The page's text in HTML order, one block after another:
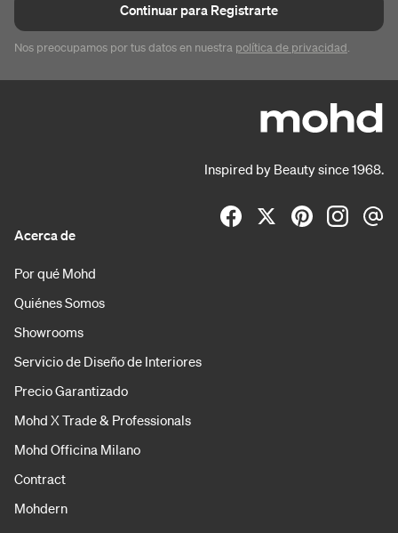
Continuar para Registrarte
Nos preocupamos por tus datos en nuestra política de privacidad.
Inspired by Beauty since 1968.
Acerca de
Por qué Mohd
Quiénes Somos
Showrooms
Servicio de Diseño de Interiores
Precio Garantizado
Mohd X Trade & Professionals
Mohd Officina Milano
Contract
Mohdern